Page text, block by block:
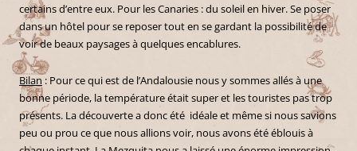
certains d’entre eux. Pour les Canaries : du soleil en hiver. Se poser
dans un hôtel pour se reposer tout en se gardant la possibilité de
voir de beaux paysages à quelques encablures.
Bilan : Pour ce qui est de l’Andalousie nous y sommes allés à une
bonne période, la température était super et les touristes pas trop
présents. La découverte a donc été idéale et même si nous savions
peu ou prou ce que nous allions voir, nous avons été éblouis à